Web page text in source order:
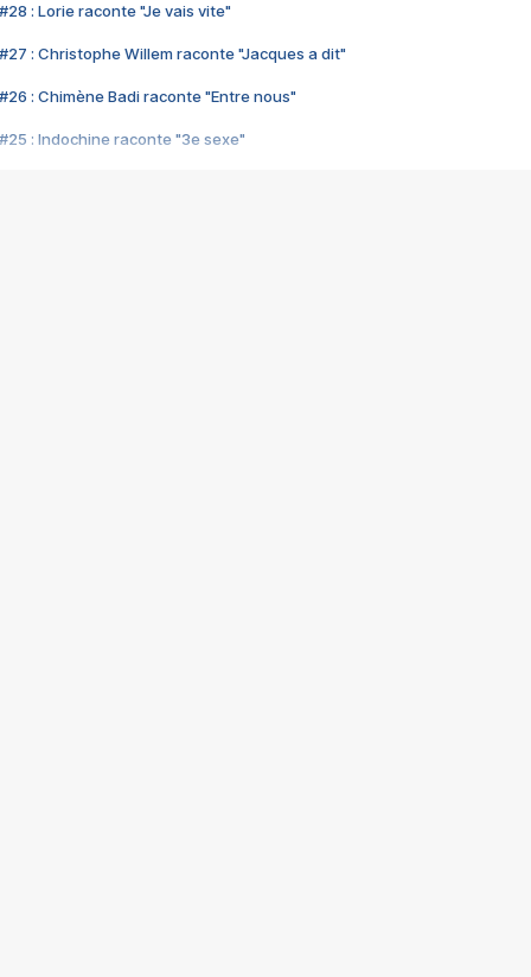
#28 : Lorie raconte "Je vais vite"
#27 : Christophe Willem raconte "Jacques a dit"
#26 : Chimène Badi raconte "Entre nous"
#25 : Indochine raconte "3e sexe"